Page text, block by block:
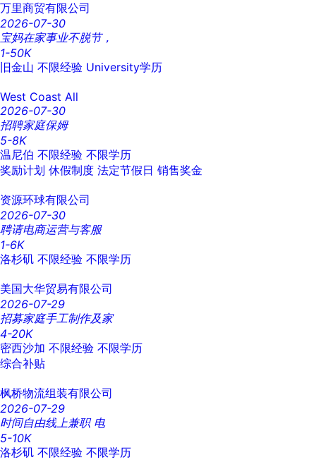
万里商贸有限公司
2026-07-30
宝妈在家事业不脱节，
1-50K
旧金山 不限经验 University学历
West Coast All
2026-07-30
招聘家庭保姆
5-8K
温尼伯 不限经验 不限学历
奖励计划 休假制度 法定节假日 销售奖金
资源环球有限公司
2026-07-30
聘请电商运营与客服
1-6K
洛杉矶 不限经验 不限学历
美国大华贸易有限公司
2026-07-29
招募家庭手工制作及家
4-20K
密西沙加 不限经验 不限学历
综合补贴
枫桥物流组装有限公司
2026-07-29
时间自由线上兼职 电
5-10K
洛杉矶 不限经验 不限学历